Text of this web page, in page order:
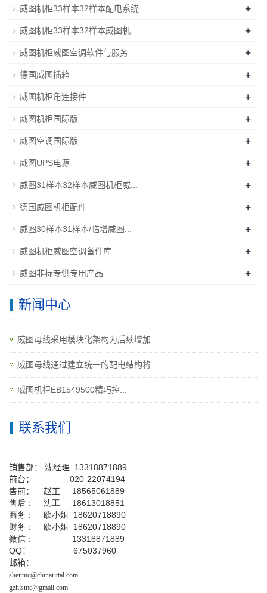
威图机柜33样本32样本配电系统 +
威图机柜33样本32样本威图机... +
威图机柜威图空调软件与服务 +
德国威图插箱 +
威图机柜角连接件 +
威图机柜国际版 +
威图空调国际版 +
威图UPS电源 +
威图31样本32样本威图机柜威... +
德国威图机柜配件 +
威图30样本31样本/临增威图... +
威图机柜威图空调备件库 +
威图非标专供专用产品 +
新闻中心
威图母线采用模块化架构为后续增加...
威图母线通过建立统一的配电结构将...
威图机柜EB1549500精巧控...
联系我们
销售部： 沈经理 13318871889
前台： 020-22074194
售前： 赵工 18565061889
售后： 沈工 18613018851
商务： 欧小姐 18620718890
财务： 欧小姐 18620718890
微信： 13318871889
QQ： 675037960
邮箱：
shenmc@chinarittal.com
gzhlsmc@gmail.com